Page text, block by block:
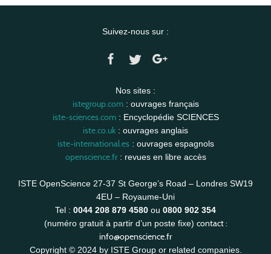
Suivez-nous sur :
Nos sites :
istegroup.com: ouvrages français
iste-sciences.com: Encyclopédie SCIENCES
iste.co.uk : ouvrages anglais
iste-international.es: ouvrages espagnols
openscience.fr: revues en libre accès
ISTE OpenScience 27-37 St George’s Road – Londres SW19
4EU – Royaume-Uni
Tel : 0044 208 879 4580 ou 0800 902 354
(numéro gratuit à partir d’un poste fixe) contact :
info@openscience.fr
Copyright © 2024 by ISTE Group or related companies.